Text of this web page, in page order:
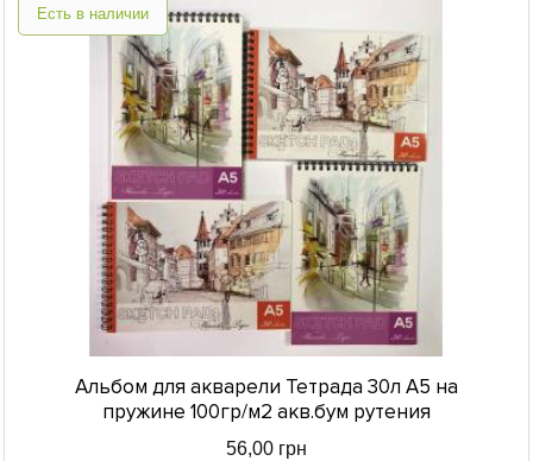
Есть в наличии
Альбом для акварели Тетрада 30л А5 на
пружине 100гр/м2 акв.бум рутения
56,00 грн